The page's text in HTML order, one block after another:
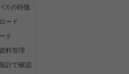
スの特徴
ード
ド
料管理
計で確認